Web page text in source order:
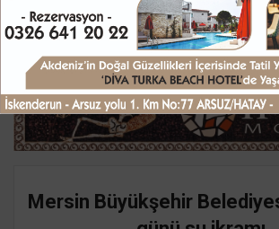
Ana Sayfa GÜNDEM
Mersin Büyükşehir